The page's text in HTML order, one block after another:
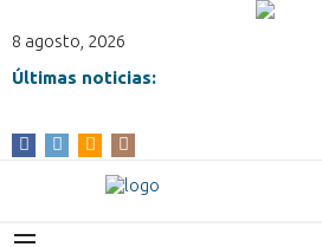
8 agosto, 2026
Últimas noticias: